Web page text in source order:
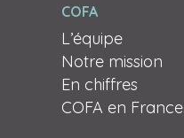
COFA
L’équipe
Notre mission
En chiffres
COFA en France